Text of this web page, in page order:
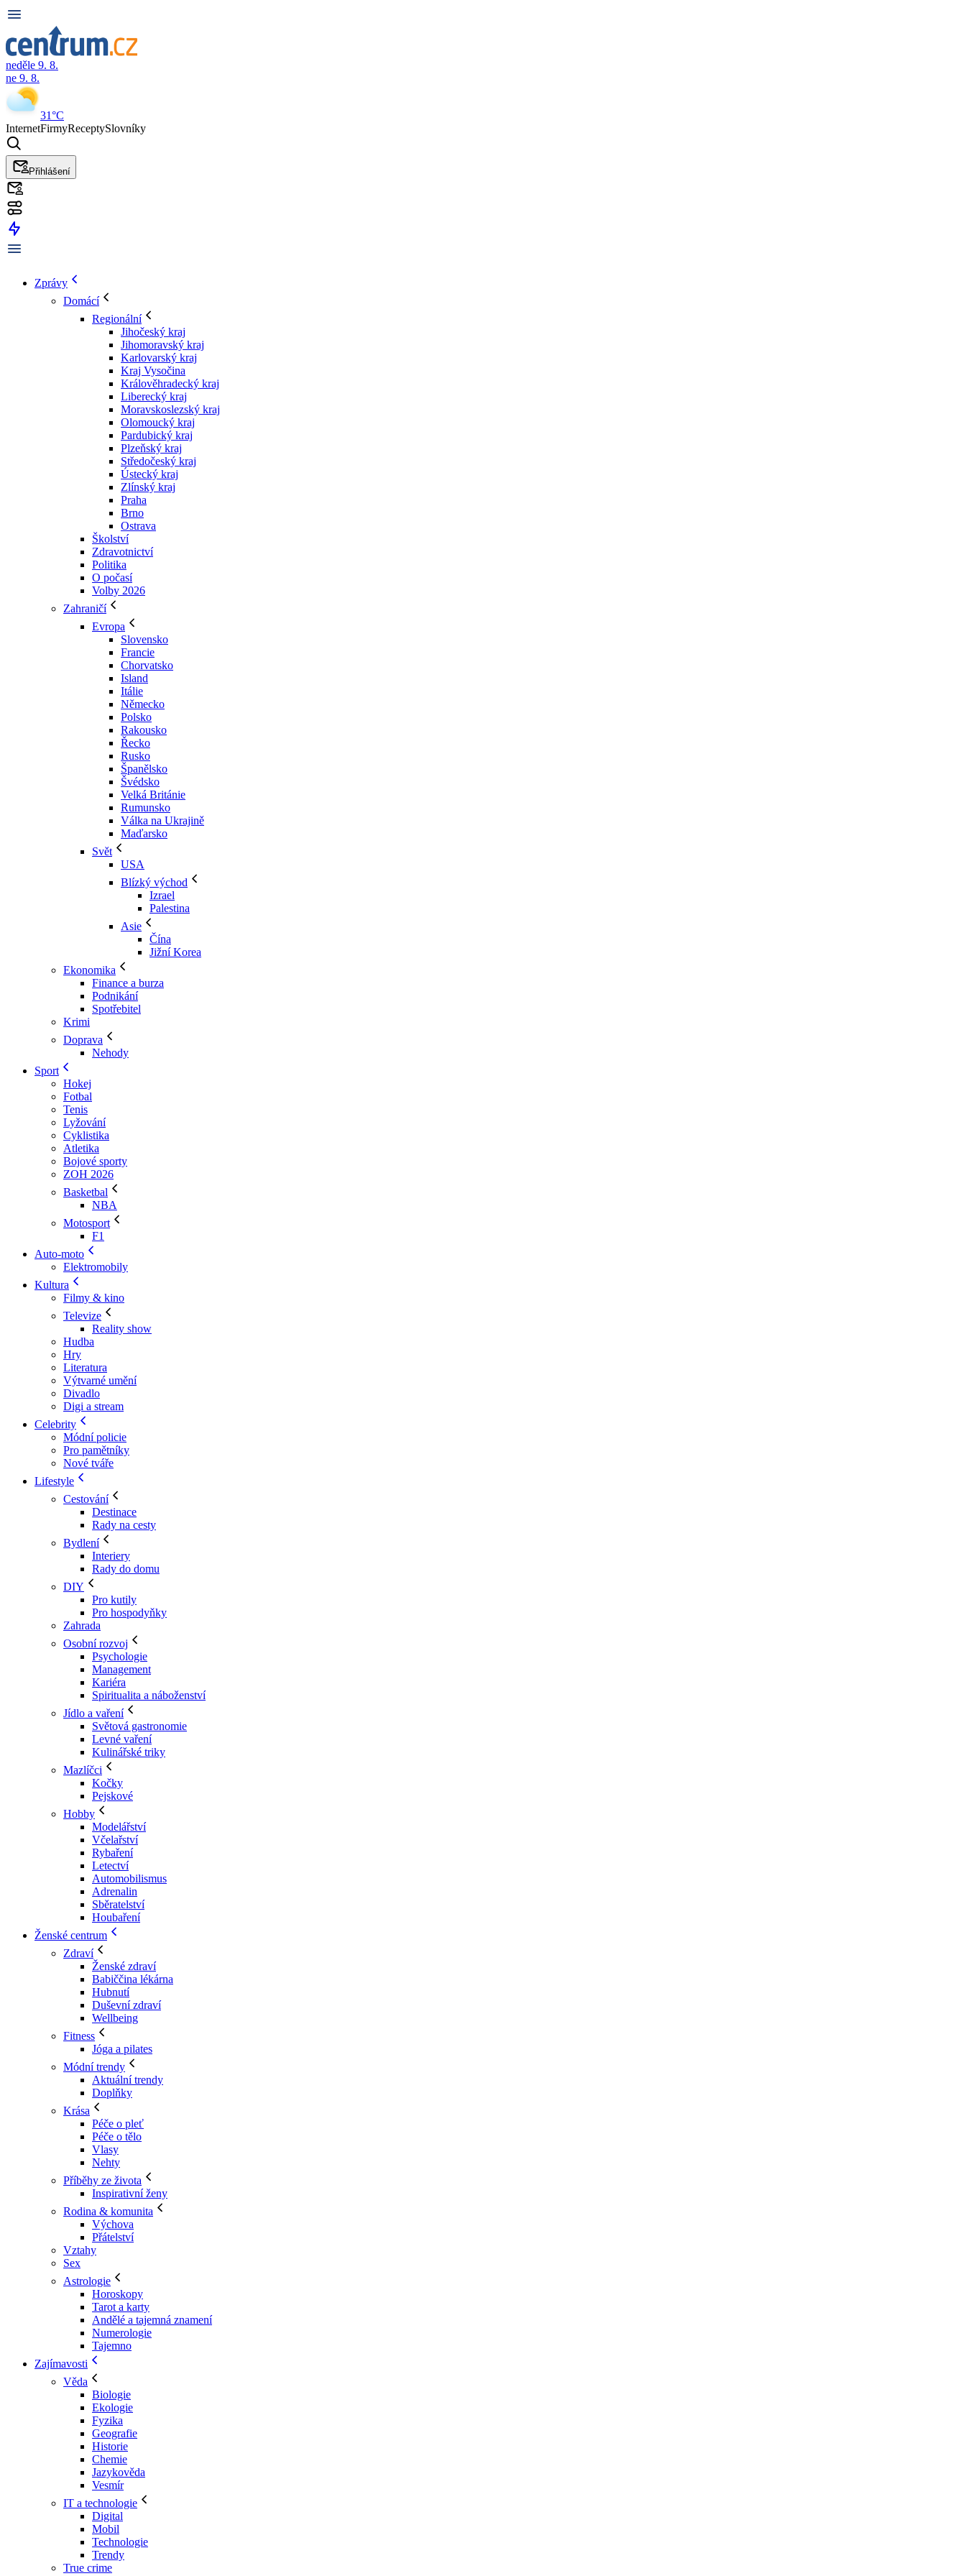
neděle 9. 8.
ne 9. 8.
31°C
InternetFirmyReceptySlovníky
Přihlášení
Zprávy
Domácí
Regionální
Jihočeský kraj
Jihomoravský kraj
Karlovarský kraj
Kraj Vysočina
Králověhradecký kraj
Liberecký kraj
Moravskoslezský kraj
Olomoucký kraj
Pardubický kraj
Plzeňský kraj
Středočeský kraj
Ústecký kraj
Zlínský kraj
Praha
Brno
Ostrava
Školství
Zdravotnictví
Politika
O počasí
Volby 2026
Zahraničí
Evropa
Slovensko
Francie
Chorvatsko
Island
Itálie
Německo
Polsko
Rakousko
Řecko
Rusko
Španělsko
Švédsko
Velká Británie
Rumunsko
Válka na Ukrajině
Maďarsko
Svět
USA
Blízký východ
Izrael
Palestina
Asie
Čína
Jižní Korea
Ekonomika
Finance a burza
Podnikání
Spotřebitel
Krimi
Doprava
Nehody
Sport
Hokej
Fotbal
Tenis
Lyžování
Cyklistika
Atletika
Bojové sporty
ZOH 2026
Basketbal
NBA
Motosport
F1
Auto-moto
Elektromobily
Kultura
Filmy & kino
Televize
Reality show
Hudba
Hry
Literatura
Výtvarné umění
Divadlo
Digi a stream
Celebrity
Módní policie
Pro pamětníky
Nové tváře
Lifestyle
Cestování
Destinace
Rady na cesty
Bydlení
Interiery
Rady do domu
DIY
Pro kutily
Pro hospodyňky
Zahrada
Osobní rozvoj
Psychologie
Management
Kariéra
Spiritualita a náboženství
Jídlo a vaření
Světová gastronomie
Levné vaření
Kulinářské triky
Mazlíčci
Kočky
Pejskové
Hobby
Modelářství
Včelařství
Rybaření
Letectví
Automobilismus
Adrenalin
Sběratelství
Houbaření
Ženské centrum
Zdraví
Ženské zdraví
Babiččina lékárna
Hubnutí
Duševní zdraví
Wellbeing
Fitness
Jóga a pilates
Módní trendy
Aktuální trendy
Doplňky
Krása
Péče o pleť
Péče o tělo
Vlasy
Nehty
Příběhy ze života
Inspirativní ženy
Rodina & komunita
Výchova
Přátelství
Vztahy
Sex
Astrologie
Horoskopy
Tarot a karty
Andělé a tajemná znamení
Numerologie
Tajemno
Zajímavosti
Věda
Biologie
Ekologie
Fyzika
Geografie
Historie
Chemie
Jazykověda
Vesmír
IT a technologie
Digital
Mobil
Technologie
Trendy
True crime